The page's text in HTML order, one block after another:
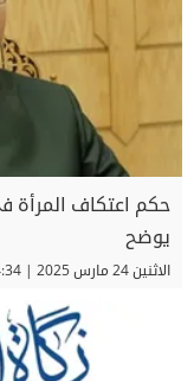
حكم اعتكاف
يوضح
الاثنين 24 مارس 2025 | 04:34 صباحاً